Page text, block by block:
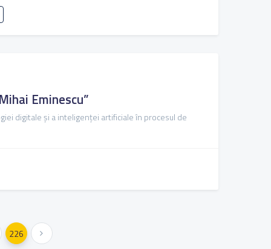
Eminescu”
digitale și a inteligenței artificiale în procesul de
226Következő »